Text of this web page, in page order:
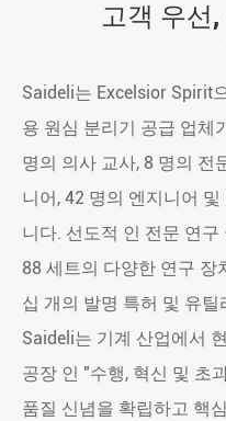
고객 우선
Saideli는 Excelsior Spirit
용 원심 분리기 공급 업체
명의 의사 교사, 8 명의 전
니어, 42 명의 엔지니어
니다. 선도적 인 전문 연
88 세트의 다양한 연구 장
십 개의 발명 특허 및 유
Saideli는 기계 산업에서
공장 인 "수행, 혁신 및 초
품질 신념을 확립하고 핵